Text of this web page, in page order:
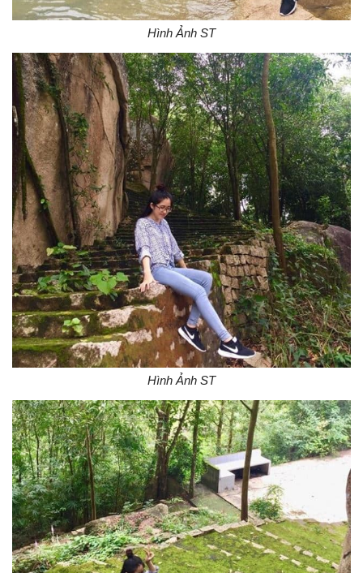
Hình Ảnh ST
Hình Ảnh ST